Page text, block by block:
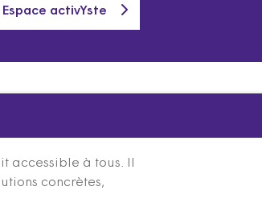
Espace activYste
accessible à tous. Il
concrètes,